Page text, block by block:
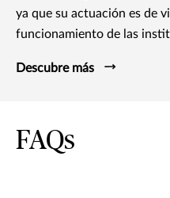
ya que su actuación es de
funcionamiento de las
Descubre más
FAQs